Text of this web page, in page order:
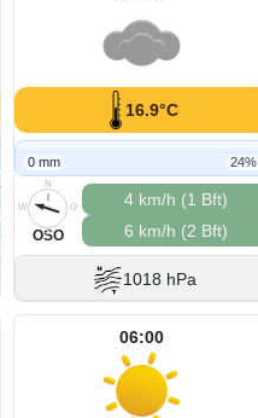
16.9°C
0 mm 24%
N
O
S
W
OSO
4 km/h (1 Bft)
6 km/h (2 Bft)
1018 hPa
06:00